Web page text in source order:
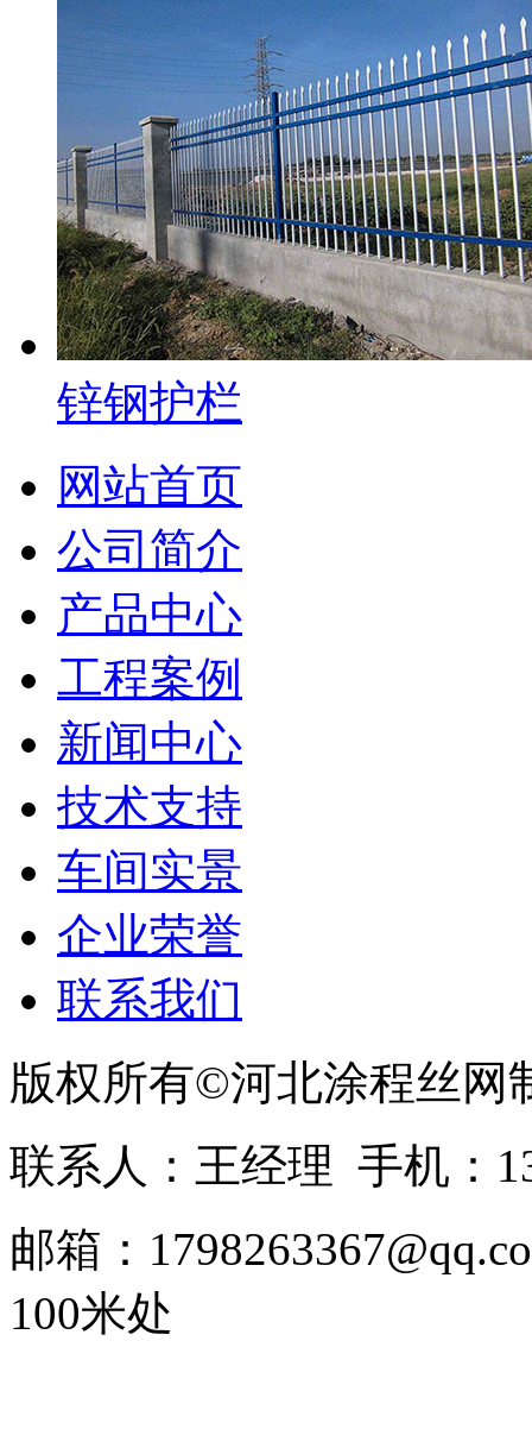
锌钢护栏
网站首页
公司简介
产品中心
工程案例
新闻中心
技术支持
车间实景
企业荣誉
联系我们
版权所有©河北涂程丝网
联系人：王经理 手机：
邮箱：
100米处